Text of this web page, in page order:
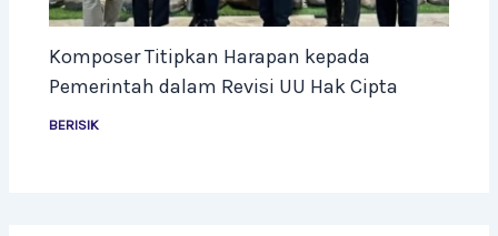
Komposer Titipkan Harapan kepada
Pemerintah dalam Revisi UU Hak Cipta
BERISIK